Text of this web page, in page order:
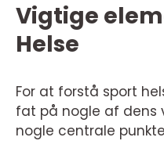
Vigtige
Helse
For at forstå sport
fat på nogle af dens
nogle centrale